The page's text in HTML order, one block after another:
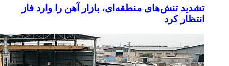
تشدید تنش‌های منطقه‌ای، بازار آهن را وارد فاز
انتظار کرد